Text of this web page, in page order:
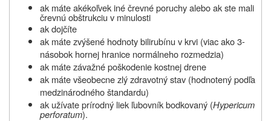
ak máte akékoľvek iné črevné poruchy alebo ak ste mali
črevnú obštrukciu v minulosti
ak dojčíte
ak máte zvýšené hodnoty bilirubínu v krvi (viac ako 3-
násobok hornej hranice normálneho rozmedzia)
ak máte závažné poškodenie kostnej drene
ak máte všeobecne zlý zdravotný stav (hodnotený podľa
medzinárodného štandardu)
ak užívate prírodný liek ľubovník bodkovaný (Hypericum
perforatum).